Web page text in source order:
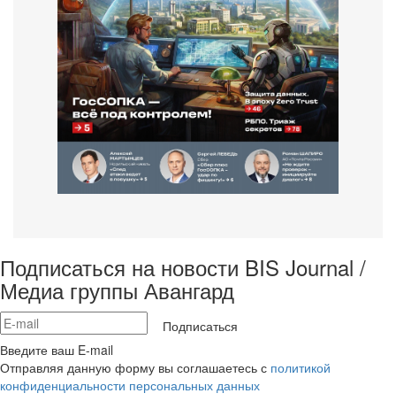
Подписаться на новости BIS Journal /
Медиа группы Авангард
Подписаться
Введите ваш E-mail
Отправляя данную форму вы соглашаетесь с политикой
конфиденциальности персональных данных